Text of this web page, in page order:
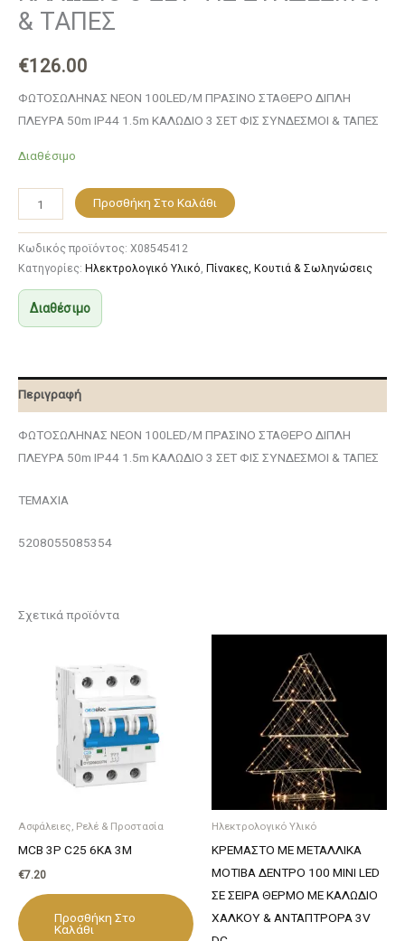
& ΤΑΠΕΣ
€126.00
ΦΩΤΟΣΩΛΗΝΑΣ ΝΕΟΝ 100LED/M ΠΡΑΣΙΝΟ ΣΤΑΘEΡΟ ΔΙΠΛΗ
ΠΛΕΥΡΑ 50m IP44 1.5m ΚΑΛΩΔΙΟ 3 ΣΕΤ ΦΙΣ ΣΥΝΔΕΣΜΟΙ & ΤΑΠΕΣ
Διαθέσιμο
Προσθήκη Στο Καλάθι
Κωδικός προϊόντος: X08545412
Κατηγορίες: Ηλεκτρολογικό Υλικό, Πίνακες, Κουτιά & Σωληνώσεις
Διαθέσιμο
Περιγραφή
ΦΩΤΟΣΩΛΗΝΑΣ ΝΕΟΝ 100LED/M ΠΡΑΣΙΝΟ ΣΤΑΘEΡΟ ΔΙΠΛΗ
ΠΛΕΥΡΑ 50m IP44 1.5m ΚΑΛΩΔΙΟ 3 ΣΕΤ ΦΙΣ ΣΥΝΔΕΣΜΟΙ & ΤΑΠΕΣ
ΤΕΜΑΧΙΑ
5208055085354
Σχετικά προϊόντα
Ασφάλειες, Ρελέ & Προστασία
MCB 3P C25 6KA 3M
€7.20
Προσθήκη Στο
Καλάθι
Ηλεκτρολογικό Υλικό
ΚΡΕΜΑΣΤΟ ΜΕ ΜΕΤΑΛΛΙΚΑ
ΜΟΤΙΒΑ ΔΕΝΤΡΟ 100 ΜINI LED
ΣΕ ΣΕΙΡΑ ΘΕΡΜΟ ΜΕ ΚΑΛΩΔΙΟ
ΧΑΛΚΟΥ & ΑΝΤΑΠΤΡΟΡΑ 3V